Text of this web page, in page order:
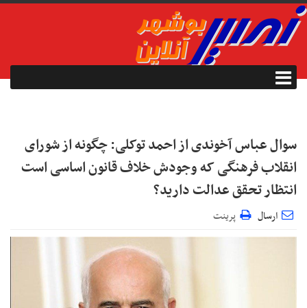
سوال عباس آخوندی از احمد توکلی: چگونه از شورای
انقلاب فرهنگی که وجودش خلاف قانون اساسی است
انتظار تحقق عدالت دارید؟
ارسال پرینت